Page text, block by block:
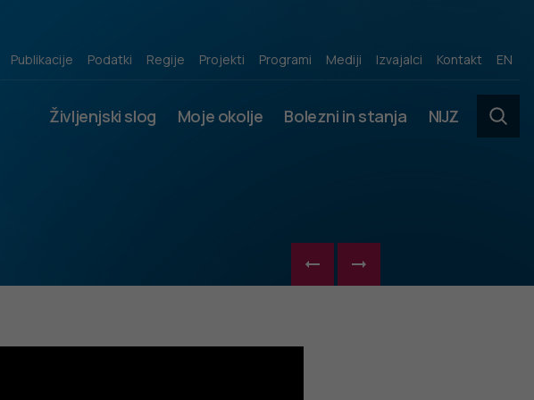
Publikacije Podatki Regije Projekti Programi Mediji Izvajalci Kontakt EN
Življenjski slog Moje okolje Bolezni in stanja NIJZ